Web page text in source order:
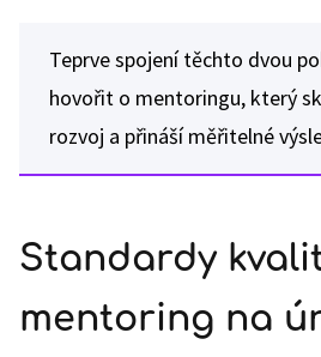
Teprve spojení těchto dvou
hovořit o mentoringu, který
rozvoj a přináší měřitelné
Standardy
mentoring na